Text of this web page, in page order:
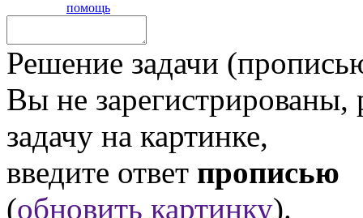
помощь
Решение задачи
Вы не
задачу на картинке,
введите ответ прописью
(обновить картинку).